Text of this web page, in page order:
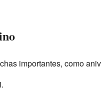
importantes, como